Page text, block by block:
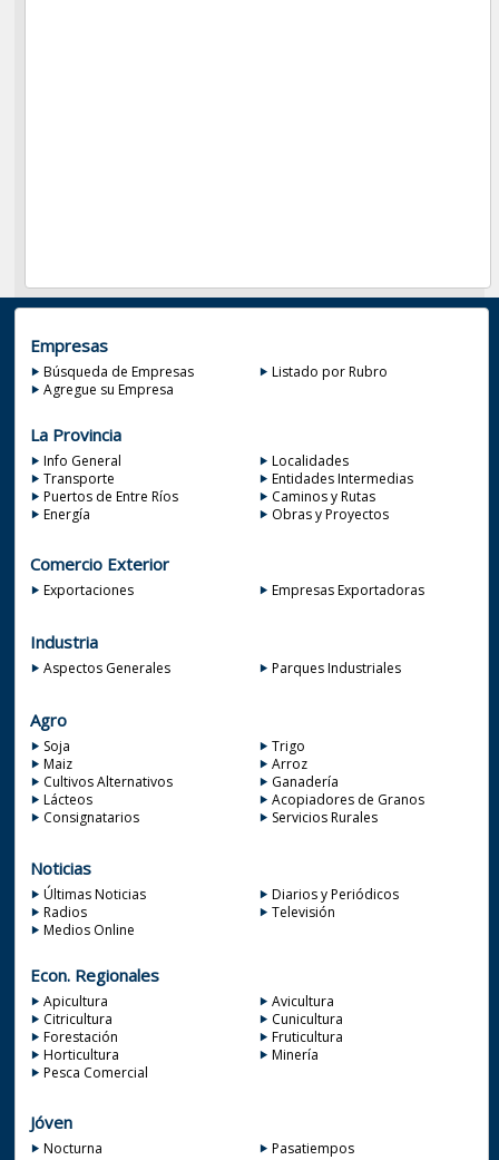
Empresas
Búsqueda de Empresas
Listado por Rubro
Agregue su Empresa
La Provincia
Info General
Localidades
Transporte
Entidades Intermedias
Puertos de Entre Ríos
Caminos y Rutas
Energía
Obras y Proyectos
Comercio Exterior
Exportaciones Empresas Exportadoras
Industria
Aspectos Generales Parques Industriales
Agro
Soja
Trigo
Maiz
Arroz
Cultivos Alternativos
Ganadería
Lácteos
Acopiadores de Granos
Consignatarios
Servicios Rurales
Noticias
Últimas Noticias
Diarios y Periódicos
Radios
Televisión
Medios Online
Econ. Regionales
Apicultura
Avicultura
Citricultura
Cunicultura
Forestación
Fruticultura
Horticultura
Minería
Pesca Comercial
Jóven
Nocturna
Pasatiempos